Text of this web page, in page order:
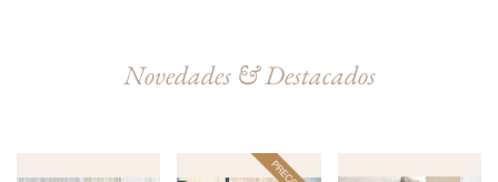
Novedades & Destacados